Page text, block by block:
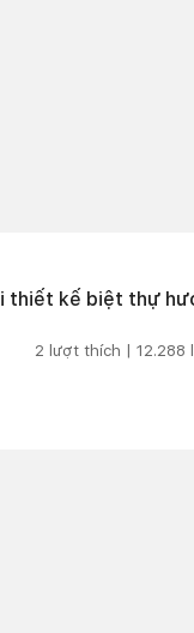
thiết kế biệt thự
2 lượt thích | 12.288